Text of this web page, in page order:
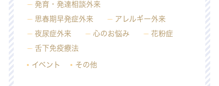
発育・発達相談外来
思春期早発症外来
アレルギー外来
夜尿症外来
心のお悩み
花粉症
舌下免疫療法
イベント その他